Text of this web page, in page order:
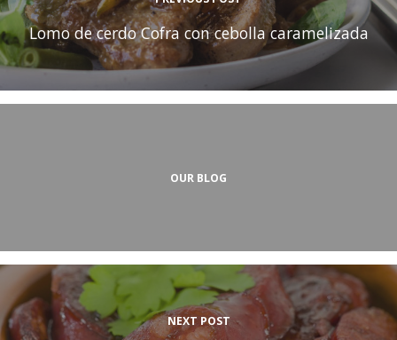
Lomo de cerdo Cofra con cebolla caramelizada
OUR BLOG
NEXT POST